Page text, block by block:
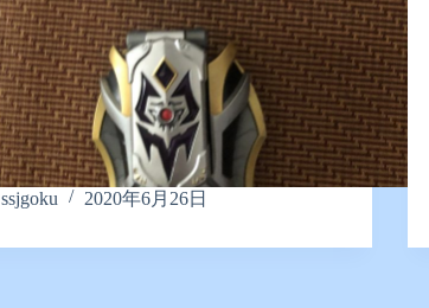
ssjgoku 2020年6月26日